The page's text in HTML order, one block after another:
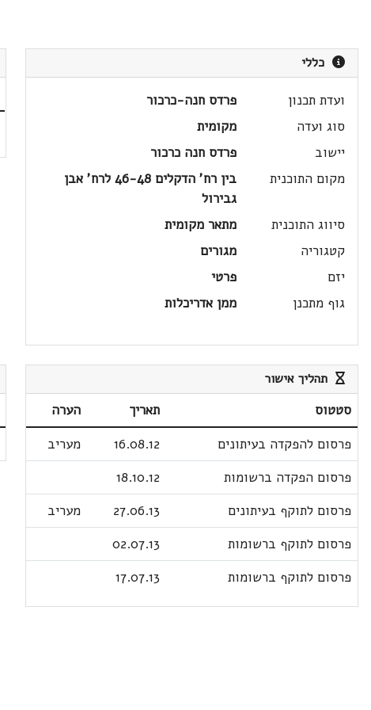
כללי
ועדת תכנון
פרדס חנה-כרכור
סוג ועדה
מקומית
יישוב
פרדס חנה כרכור
מקום התוכנית
בין רח' הדקלים 46-48 לרח' אבן
גבירול
סיווג התוכנית
מתאר מקומית
קטגוריה
מגורים
יזם
פרטי
גוף מתכנן
ממן אדריכלות
תהליך אישור
סטטוס תאריך
הערה
פרסום להפקדה בעיתונים
16.08.12
מעריב
פרסום הפקדה ברשומות
18.10.12
פרסום לתוקף בעיתונים
27.06.13
מעריב
פרסום לתוקף ברשומות
02.07.13
פרסום לתוקף ברשומות
17.07.13